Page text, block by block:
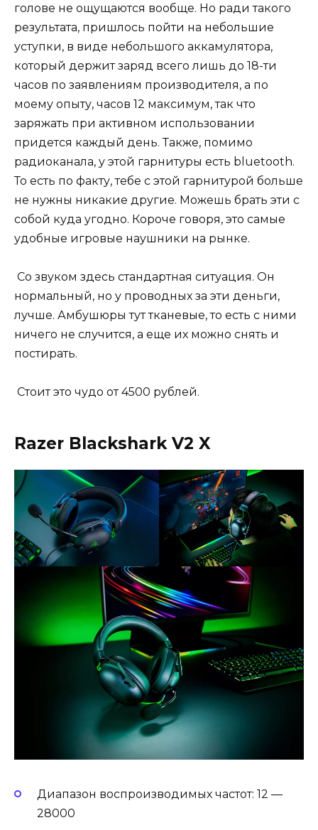
голове не ощущаются вообще. Но ради такого
результата, пришлось пойти на небольшие
уступки, в виде небольшого аккамулятора,
который держит заряд всего лишь до 18-ти
часов по заявлениям производителя, а по
моему опыту, часов 12 максимум, так что
заряжать при активном использовании
придется каждый день. Также, помимо
радиоканала, у этой гарнитуры есть bluetooth.
То есть по факту, тебе с этой гарнитурой больше
не нужны никакие другие. Можешь брать эти с
собой куда угодно. Короче говоря, это самые
удобные игровые наушники на рынке.
Со звуком здесь стандартная ситуация. Он
нормальный, но у проводных за эти деньги,
лучше. Амбушюры тут тканевые, то есть с ними
ничего не случится, а еще их можно снять и
постирать.
Стоит это чудо от 4500 рублей.
Razer Blackshark V2 X
Диапазон воспроизводимых частот: 12 —
28000